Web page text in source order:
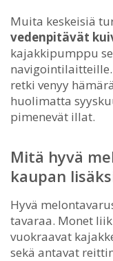
Muita keskeisiä
vedenpitävät
kajakkipumppu
retki venyy
huolimatta
pimenevät illat.
Mitä hyvä
kaupan
Hyvä
tavaraa. Monet
vuokraavat
sekä antavat